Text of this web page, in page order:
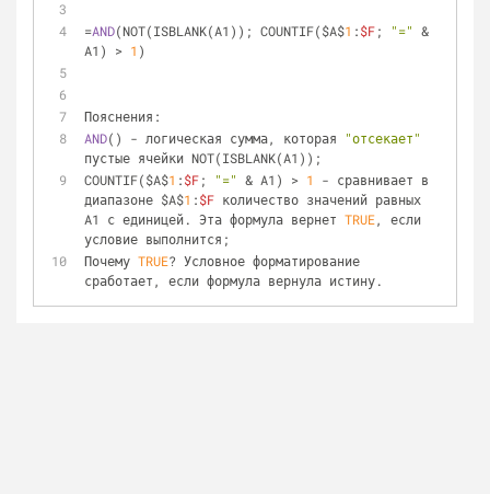
=AND(NOT(ISBLANK(A1)); COUNTIF($A$1 :$F; "=" &
A1) > 1 )
Пояснения:
AND() - логическая сумма, которая
"отсекает"
пустые ячейки NOT(ISBLANK(A1));
COUNTIF($A$1 :$F; "=" & A1) > 1
- сравнивает в
диапазоне $A$1 :$F количество значений равных
A1 с единицей. Эта формула вернет TRUE, если
условие выполнится;
Почему TRUE? Условное форматирование
сработает, если формула вернула истину.